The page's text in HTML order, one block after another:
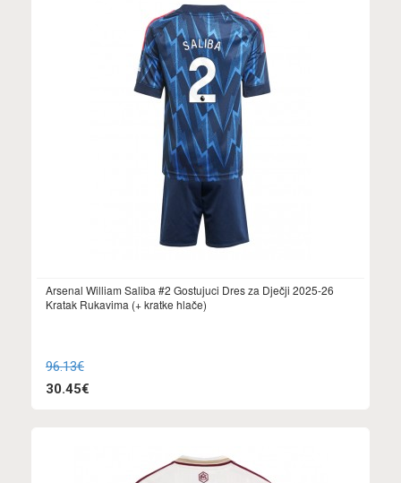
Arsenal William Saliba #2 Gostujuci Dres za Dječji 2025-26
Kratak Rukavima (+ kratke hlače)
96.13€
30.45€